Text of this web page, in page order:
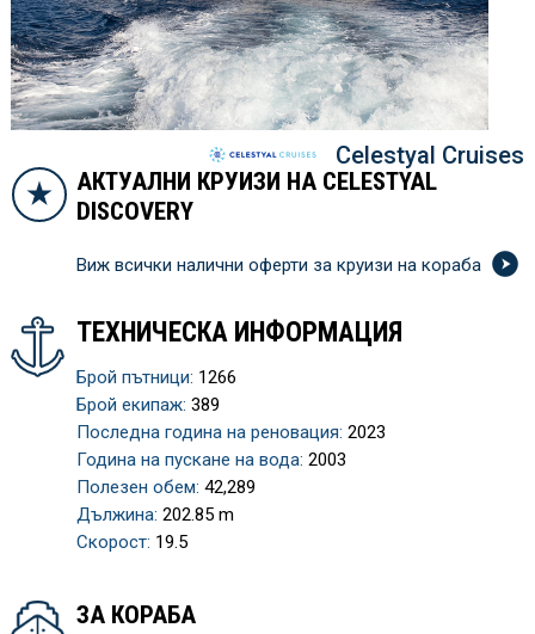
Celestyal Cruises
АКТУАЛНИ КРУИЗИ НА CELESTYAL
DISCOVERY
Виж всички налични оферти за круизи на кораба
ТЕХНИЧЕСКА ИНФОРМАЦИЯ
Брой пътници: 1266
Брой екипаж: 389
Последна година на реновация: 2023
Година на пускане на вода: 2003
Полезен обем: 42,289
Дължина: 202.85 m
Скорост: 19.5
ЗА КОРАБА